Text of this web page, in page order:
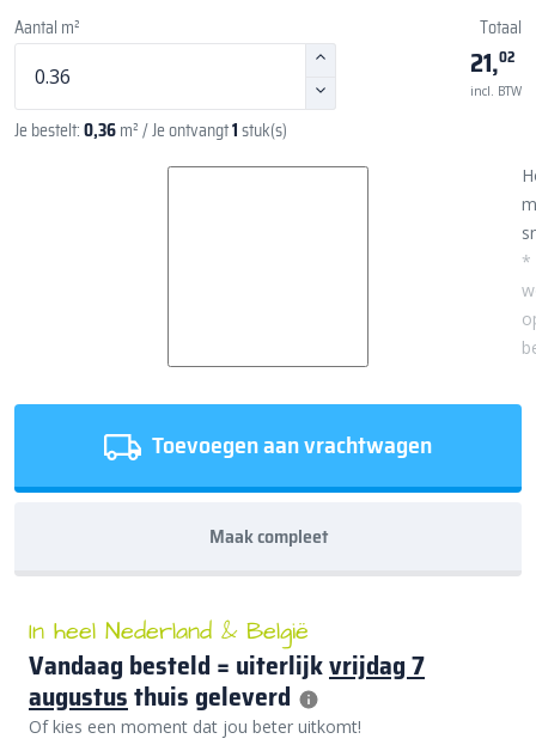
Aantal m²
Je bestelt:0,36m²/ Je ontvangt1stuk(s)
Totaal
21,02
incl. BTW
*
Toevoegen aan vrachtwagen
Maak compleet
In heel Nederland & België
Vandaag besteld = uiterlijkvrijdag 7
augustusthuis geleverd
Of kies een moment dat jou beter uitkomt!